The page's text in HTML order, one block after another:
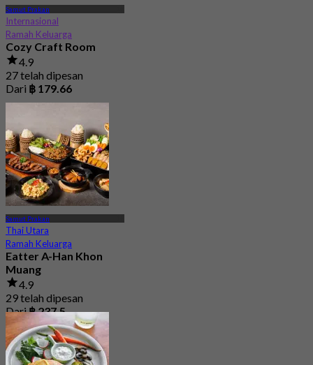
Samut Prakan
Internasional
Ramah Keluarga
Cozy Craft Room
4.9
27 telah dipesan
Dari ฿ 179.66
Samut Prakan
Thai Utara
Ramah Keluarga
Eatter A-Han Khon
Muang
4.9
29 telah dipesan
Dari฿ 237.5